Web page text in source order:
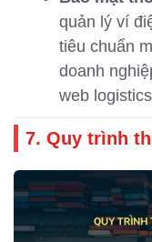
quản lý ví
tiêu chuẩn
doanh
web
7. Quy trình